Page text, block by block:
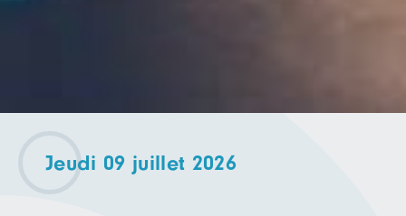
Jeudi 09 juillet 2026